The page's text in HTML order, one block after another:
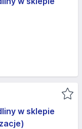
w sklepie